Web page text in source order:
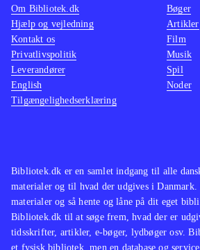
Bibliotek.dk er en samlet indgang til alle
materialer og til hvad der udgives i
materialer og så hente og låne på dit eget
Bibliotek.dk til at søge frem, hvad der er
tidsskrifter, artikler, e-bøger, lydbøger osv.
et fysisk bibliotek, men en database og
Om Bibliotek.dk
Hjælp og vejledning
Kontakt os
Privatlivspolitik
Leverandører
English
Tilgængelighedserklæring
Bøger
Artikler
Film
Musik
Spil
Noder